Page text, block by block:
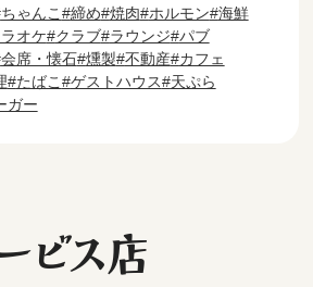
ちゃんこ 締め 焼肉 ホルモン 海鮮
オケ クラブ ラウンジ パブ
会席・懐石 燻製 不動産 カフェ
たばこ ゲストハウス
天ぷら
ガー
ビス店